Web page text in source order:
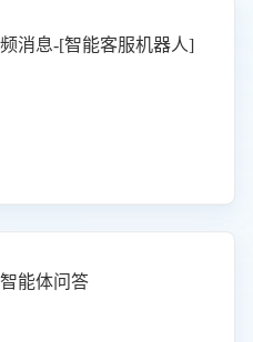
消息-[智能客服机器人]
能体问答